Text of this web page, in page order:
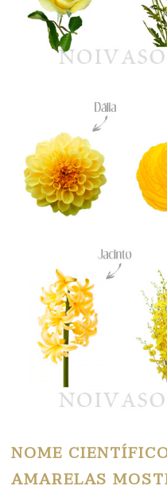
NOME
AMARELAS